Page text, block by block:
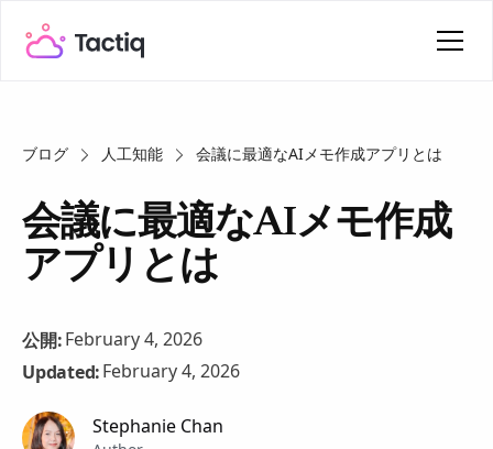
ブログ 人工知能 会議に最適なAIメモ作成アプリとは
会議に最適なAIメモ作成
アプリとは
公開:February 4, 2026
Updated:February 4, 2026
Stephanie Chan